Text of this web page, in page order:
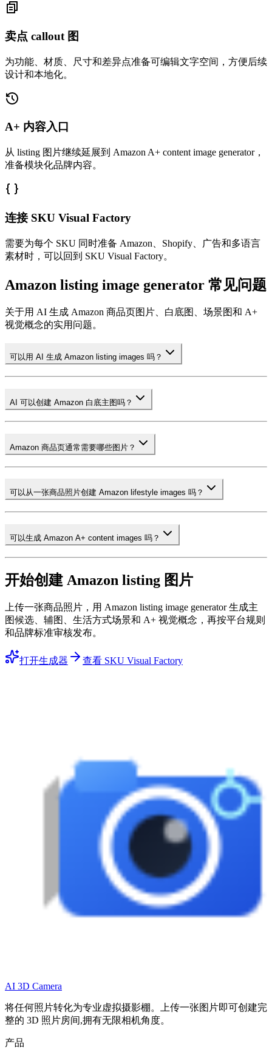
卖点 callout 图
为功能、材质、尺寸和差异点准备可编辑文字空间，方便后续
设计和本地化。
A+ 内容入口
从 listing 图片继续延展到 Amazon A+ content image generator，
准备模块化品牌内容。
连接 SKU Visual Factory
需要为每个 SKU 同时准备 Amazon、Shopify、广告和多语言
素材时，可以回到 SKU Visual Factory。
Amazon listing image generator 常见问题
关于用 AI 生成 Amazon 商品页图片、白底图、场景图和 A+
视觉概念的实用问题。
可以用 AI 生成 Amazon listing images 吗？
AI 可以创建 Amazon 白底主图吗？
Amazon 商品页通常需要哪些图片？
可以从一张商品照片创建 Amazon lifestyle images 吗？
可以生成 Amazon A+ content images 吗？
开始创建 Amazon listing 图片
上传一张商品照片，用 Amazon listing image generator 生成主
图候选、辅图、生活方式场景和 A+ 视觉概念，再按平台规则
和品牌标准审核发布。
打开生成器 查看 SKU Visual Factory
AI 3D Camera
将任何照片转化为专业虚拟摄影棚。上传一张图片即可创建完
整的 3D 照片房间,拥有无限相机角度。
产品